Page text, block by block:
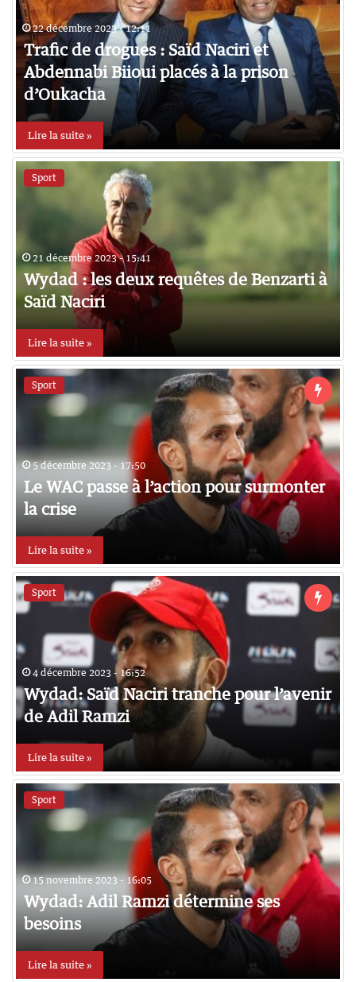
22 décembre 2023 - 12:11
Trafic de drogues : Saïd Naciri et
Abdennabi Biioui placés à la prison
d’Oukacha
Lire la suite »
Sport
21 décembre 2023 - 15:41
Wydad : les deux requêtes de Benzarti à
Saïd Naciri
Lire la suite »
Sport
5 décembre 2023 - 17:50
Le WAC passe à l’action pour surmonter
la crise
Lire la suite »
Sport
4 décembre 2023 - 16:52
Wydad: Saïd Naciri tranche pour l’avenir
de Adil Ramzi
Lire la suite »
Sport
15 novembre 2023 - 16:05
Wydad: Adil Ramzi détermine ses
besoins
Lire la suite »